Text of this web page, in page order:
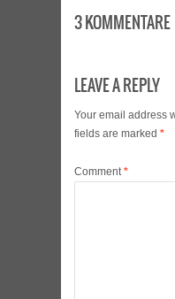
3 KOMMENTARE
LEAVE A REPLY
Your email address
fields are marked *
Comment*